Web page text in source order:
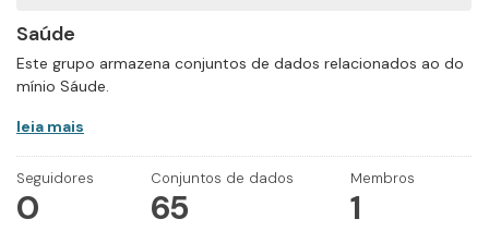
Saúde
Este grupo armazena conjuntos de dados relacionados ao do
mínio Sáude.
leia mais
Seguidores
0
Conjuntos de dados
65
Membros
1